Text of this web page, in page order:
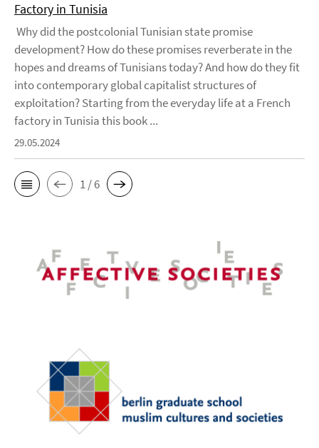
Factory in Tunisia
Why did the postcolonial Tunisian state promise
development? How do these promises reverberate in the
hopes and dreams of Tunisians today? And how do they fit
into contemporary global capitalist structures of
exploitation? Starting from the everyday life at a French
factory in Tunisia this book ...
29.05.2024
1 / 6